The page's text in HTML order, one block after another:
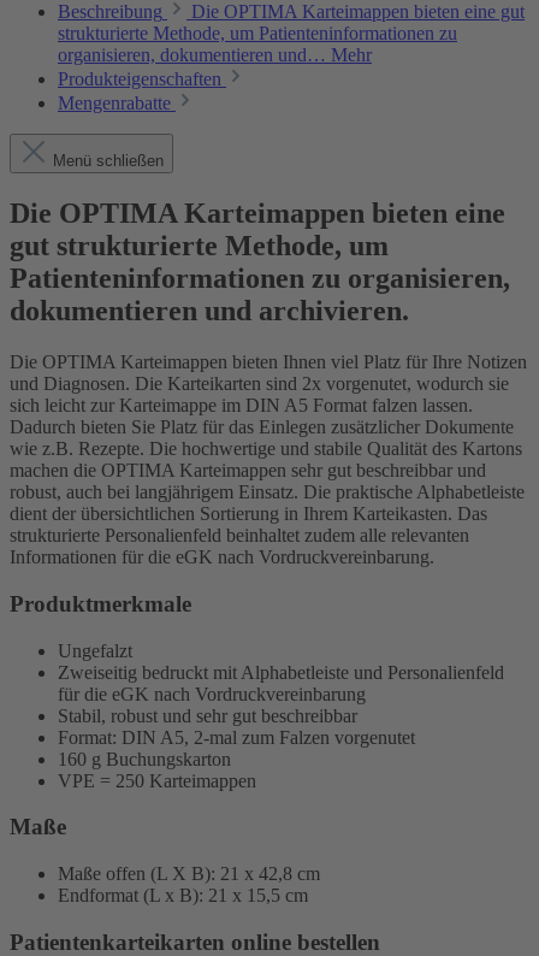
Beschreibung
Die OPTIMA Karteimappen bieten eine gut
strukturierte Methode, um Patienteninformationen zu
organisieren, dokumentieren und… Mehr
Produkteigenschaften
Mengenrabatte
Menü schließen
Die OPTIMA Karteimappen bieten eine
gut strukturierte Methode, um
Patienteninformationen zu organisieren,
dokumentieren und archivieren.
Die OPTIMA Karteimappen bieten Ihnen viel Platz für Ihre Notizen
und Diagnosen. Die Karteikarten sind 2x vorgenutet, wodurch sie
sich leicht zur Karteimappe im DIN A5 Format falzen lassen.
Dadurch bieten Sie Platz für das Einlegen zusätzlicher Dokumente
wie z.B. Rezepte. Die hochwertige und stabile Qualität des Kartons
machen die OPTIMA Karteimappen sehr gut beschreibbar und
robust, auch bei langjährigem Einsatz. Die praktische Alphabetleiste
dient der übersichtlichen Sortierung in Ihrem Karteikasten. Das
strukturierte Personalienfeld beinhaltet zudem alle relevanten
Informationen für die eGK nach Vordruckvereinbarung.
Produktmerkmale
Ungefalzt
Zweiseitig bedruckt mit Alphabetleiste und Personalienfeld
für die eGK nach Vordruckvereinbarung
Stabil, robust und sehr gut beschreibbar
Format: DIN A5, 2-mal zum Falzen vorgenutet
160 g Buchungskarton
VPE = 250 Karteimappen
Maße
Maße offen (L X B): 21 x 42,8 cm
Endformat (L x B): 21 x 15,5 cm
Patientenkarteikarten online bestellen